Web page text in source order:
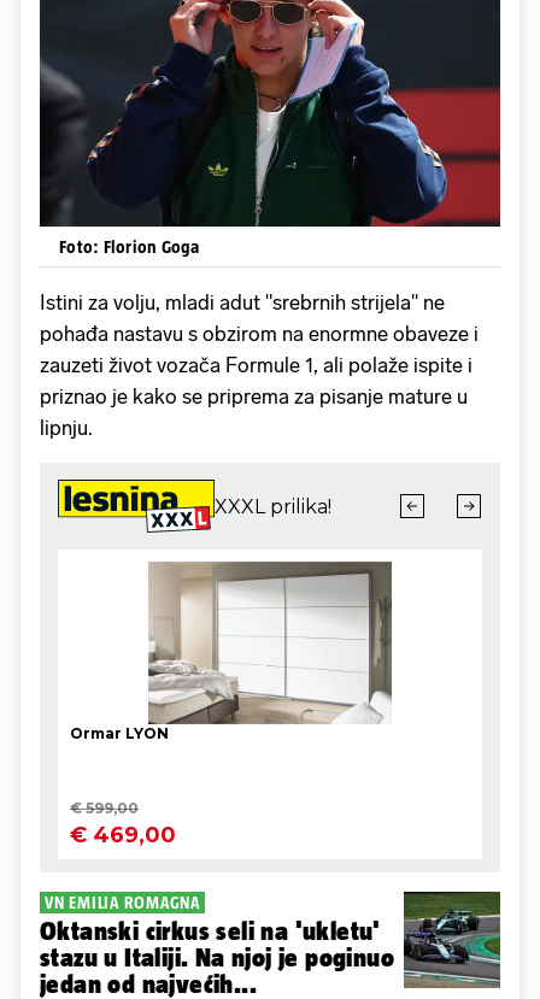
Foto: Florion Goga
Istini za volju, mladi adut "srebrnih strijela" ne
pohađa nastavu s obzirom na enormne obaveze i
zauzeti život vozača Formule 1, ali polaže ispite i
priznao je kako se priprema za pisanje mature u
lipnju.
VN EMILIA ROMAGNA
Oktanski cirkus seli na 'ukletu'
stazu u Italiji. Na njoj je poginuo
jedan od najvećih...